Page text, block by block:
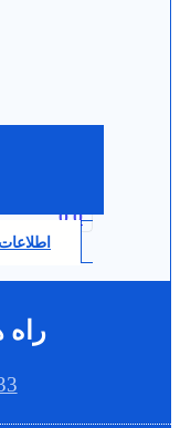
0.0
راه